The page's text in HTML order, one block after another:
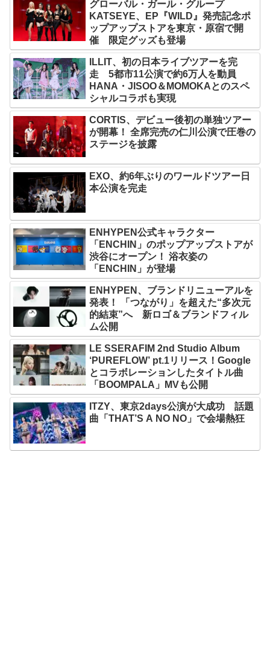
グローバル・ガール・グループ
KATSEYE、EP『WILD』発売記念ポ
ップアップストアを東京・原宿で開
催 限定グッズも登場
ILLIT、初の日本ライブツアーを完
走 5都市11公演で約6万人を動員
HANA・JISOO＆MOMOKAとのスペ
シャルコラボも実現
CORTIS、デビュー後初の単独ツアー
が開幕！ 全席完売の仁川公演で圧巻の
ステージを披露
EXO、約6年ぶりのワールドツアー日
本公演を完走
ENHYPEN公式キャラクター
「ENCHIN」のポップアップストアが
渋谷にオープン！ 浴衣姿の
「ENCHIN」が登場
ENHYPEN、ブランドリニューアルを
発表！ 「つながり」を超えた“多次元
的結束”へ 新ロゴ＆ブランドフィル
ム公開
LE SSERAFIM 2nd Studio Album
‘PUREFLOW’ pt.1リリース！Google
とコラボレーションしたタイトル曲
「BOOMPALA」MVも公開
ITZY、東京2days公演が大成功 話題
曲「THAT’S A NO NO」で会場熱狂